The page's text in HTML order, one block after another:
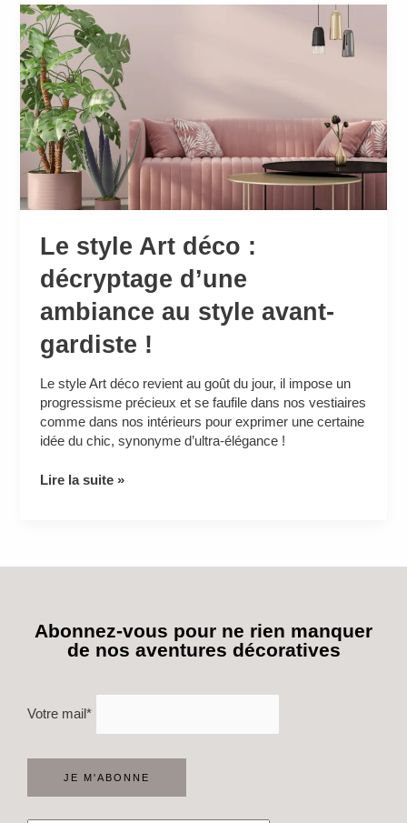
Le style Art déco :
décryptage d’une
ambiance au style avant-
gardiste !
Le style Art déco revient au goût du jour, il impose un
progressisme précieux et se faufile dans nos vestiaires
comme dans nos intérieurs pour exprimer une certaine
idée du chic, synonyme d’ultra-élégance !
Le
style
Art
déco
:
décryptage
d’une
ambiance
au
!
Lire la suite »
Abonnez-vous pour ne rien manquer
de nos aventures décoratives
Votre mail*